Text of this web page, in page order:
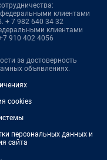
клиентами
+ 7 982 640 34 32
клиентами
910 402 4056
за достоверность
объявлениях.
cookies
персональных данных и
сайта